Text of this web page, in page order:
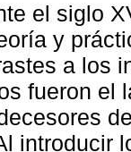
el siglo
y
a los
fueron el
introducir